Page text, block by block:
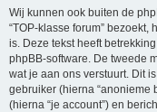
Wij kunnen ook buiten de
“TOP-klasse forum”
is. Deze tekst heeft
phpBB-software. De tweede
wat je aan ons verstuurt. Dit
gebruiker (hierna “anonieme
(hierna “je account”) en